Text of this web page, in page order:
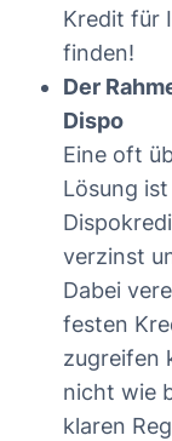
Kredit für
finden!
Der
Dispo
Eine oft
Lösung
verzinst
Dabei
festen
zugreifen
nicht wie
klaren